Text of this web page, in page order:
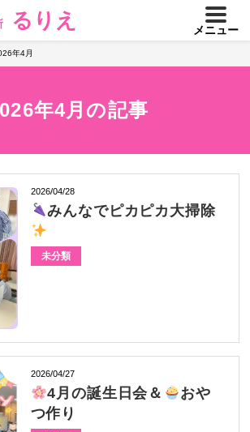
るりえ メニュー
年4月
年4月の記事
2026/04/28
みんなでピカピカ大掃除
未分類
2026/04/27
4月の誕生日会＆
おや
つ作り